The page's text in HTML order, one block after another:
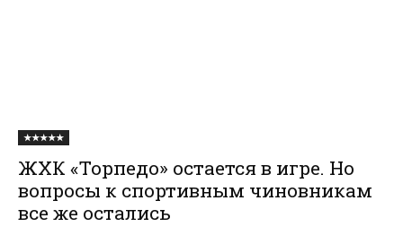
★★★★★
ЖХК «Торпедо» остается в игре. Но
вопросы к спортивным чиновникам
все же остались